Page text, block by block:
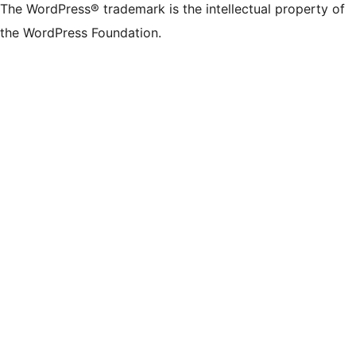
The WordPress® trademark is the intellectual property of
the WordPress Foundation.